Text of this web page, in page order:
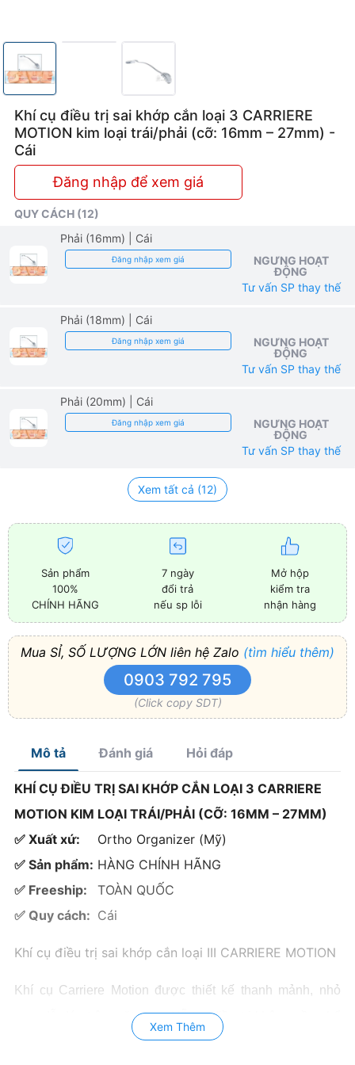
trái/phải
(cỡ:
16mm
27mm)
Khí cụ điều trị sai khớp cắn loại 3 CARRIERE
MOTION kim loại trái/phải (cỡ: 16mm – 27mm) -
Cái
Đăng nhập để xem giá
QUY CÁCH (12)
Phải (16mm)
| Cái
Đăng nhập xem giá
NGƯNG HOẠT
ĐỘNG
Tư vấn SP thay thế
Phải (18mm) | Cái
Đăng nhập xem giá
NGƯNG HOẠT
ĐỘNG
Tư vấn SP thay thế
Phải (20mm) | Cái
Đăng nhập xem giá
NGƯNG HOẠT
ĐỘNG
Tư vấn SP thay thế
Xem tất cả (12)
Sản phẩm
100%
CHÍNH HÃNG
7 ngày
đổi trả
nếu sp lỗi
Mở hộp
kiểm tra
nhận hàng
Mua SỈ, SỐ LƯỢNG LỚN liên hệ Zalo (tìm hiểu thêm)
0903 792 795
(Click copy SDT)
Mô tả Đánh giá Hỏi đáp
KHÍ CỤ ĐIỀU TRỊ SAI KHỚP CẮN LOẠI 3 CARRIERE
MOTION KIM LOẠI TRÁI/PHẢI (CỠ: 16MM – 27MM)
✅ Xuất xứ:
Ortho Organizer (Mỹ)
✅ Sản phẩm: HÀNG CHÍNH HÃNG
✅ Freeship:
TOÀN QUỐC
✅ Quy cách: Cái
Khí cụ điều trị sai khớp cắn loại III CARRIERE MOTION
Khí cụ Carriere Motion được thiết kế thanh mảnh, nhỏ
gọn, dễ dán trên mặt răng.Hỗ trợ điều trị không cần nhổ
răng, không phẫu thuật và không mang những khí cụ hỗ
Xem Thêm